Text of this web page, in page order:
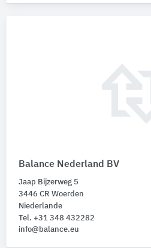
Balance Nederland BV
Jaap Bijzerweg 5
3446 CR Woerden
Niederlande
Tel. +31 348 432282
info@balance.eu